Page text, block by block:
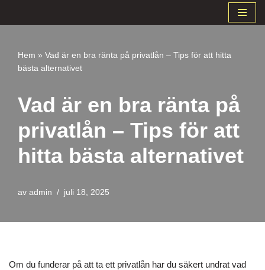
innehåll
Hem » Vad är en bra ränta på privatlån – Tips för att hitta
bästa alternativet
Vad är en bra ränta på
privatlån – Tips för att
hitta bästa alternativet
av admin juli 18, 2025
Om du funderar på att ta ett privatlån har du säkert undrat vad